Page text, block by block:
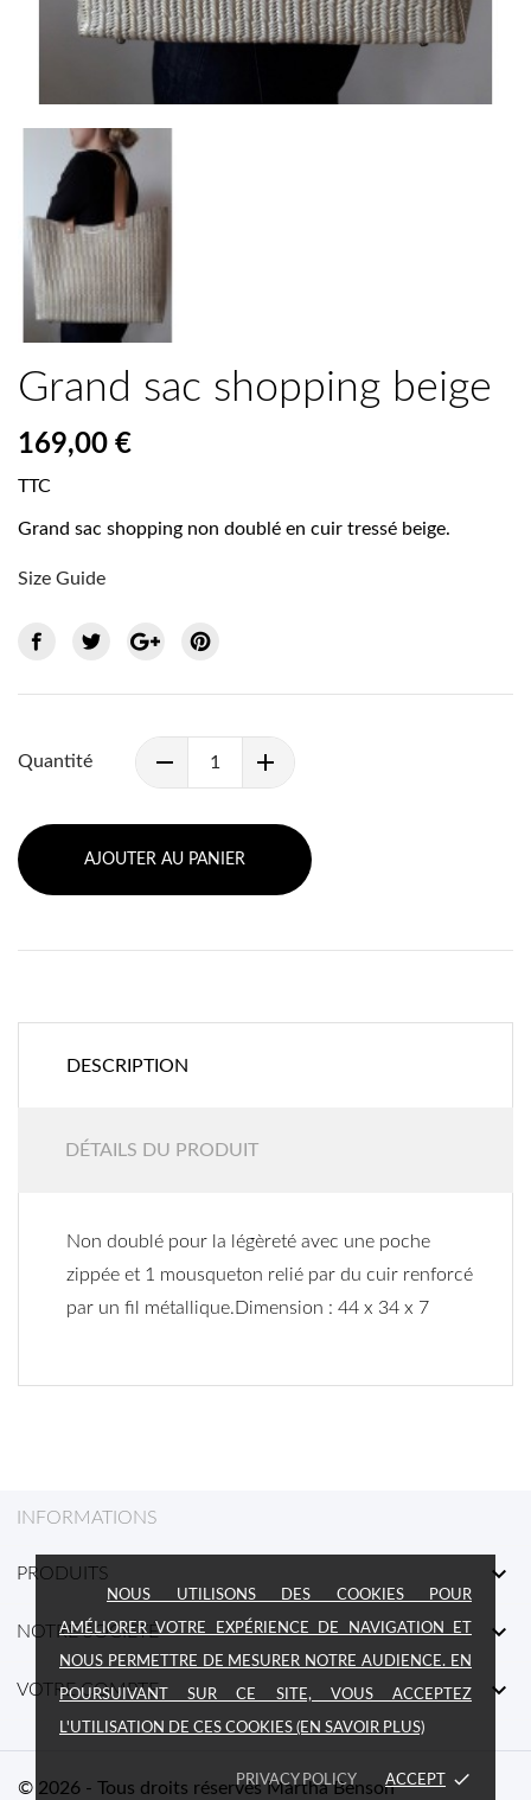
Grand sac shopping beige
169,00 €
TTC
Grand sac shopping non doublé en cuir tressé beige.
Size Guide
Quantité
AJOUTER AU PANIER
DESCRIPTION
DÉTAILS DU PRODUIT
Non doublé pour la légèreté avec une poche
zippée et 1 mousqueton relié par du cuir renforcé
par un fil métallique.Dimension : 44 x 34 x 7
INFORMATIONS
PRODUITS 
NOTRE SOCIÉTÉ 
VOTRE COMPTE 
NOUS UTILISONS DES COOKIES POUR
AMÉLIORER VOTRE EXPÉRIENCE DE NAVIGATION ET
NOUS PERMETTRE DE MESURER NOTRE AUDIENCE. EN
POURSUIVANT SUR CE SITE, VOUS ACCEPTEZ
L'UTILISATION DE CES COOKIES (EN SAVOIR PLUS)
PRIVACY POLICY ACCEPT done
© 2026 - Tous droits réservés Martha Benson